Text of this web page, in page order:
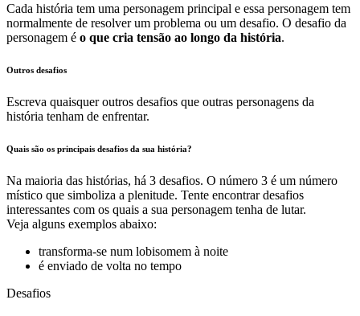
Cada história tem uma personagem principal e essa personagem tem
normalmente de resolver um problema ou um desafio. O desafio da
personagem é o que cria tensão ao longo da história.
Outros desafios
Escreva quaisquer outros desafios que outras personagens da
história tenham de enfrentar.
Quais são os principais desafios da sua história?
Na maioria das histórias, há 3 desafios. O número 3 é um número
místico que simboliza a plenitude. Tente encontrar desafios
interessantes com os quais a sua personagem tenha de lutar.
Veja alguns exemplos abaixo:
transforma-se num lobisomem à noite
é enviado de volta no tempo
Desafios